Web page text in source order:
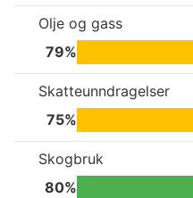
Olje og gass
79%
Skatteunndragelser
75%
Skogbruk
80%